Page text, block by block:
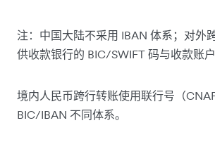
注：中国大陆不采用 IBAN 体系；对外
供收款银行的 BIC/SWIFT 码与收款账户
境内人民币跨行转账使用联行号（
BIC/IBAN 不同体系。